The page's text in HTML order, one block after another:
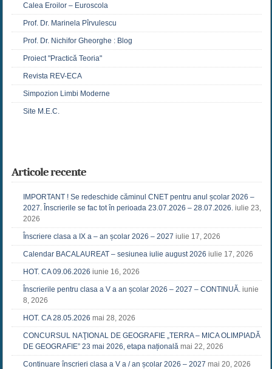
Calea Eroilor – Euroscola
Prof. Dr. Marinela Pîrvulescu
Prof. Dr. Nichifor Gheorghe : Blog
Proiect "Practică Teoria"
Revista REV-ECA
Simpozion Limbi Moderne
Site M.E.C.
Articole recente
IMPORTANT ! Se redeschide căminul CNET pentru anul școlar 2026 –
2027. Înscrierile se fac tot în perioada 23.07.2026 – 28.07.2026. iulie 23,
2026
Înscriere clasa a IX a – an școlar 2026 – 2027 iulie 17, 2026
Calendar BACALAUREAT – sesiunea iulie august 2026 iulie 17, 2026
HOT. CA 09.06.2026 iunie 16, 2026
Înscrierile pentru clasa a V a an școlar 2026 – 2027 – CONTINUĂ. iunie
8, 2026
HOT. CA 28.05.2026 mai 28, 2026
CONCURSUL NAŢIONAL DE GEOGRAFIE „TERRA – MICA OLIMPIADĂ
DE GEOGRAFIE” 23 mai 2026, etapa națională mai 22, 2026
Continuare înscrieri clasa a V a / an școlar 2026 – 2027 mai 20, 2026